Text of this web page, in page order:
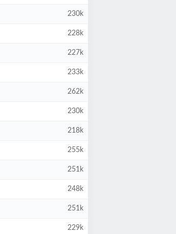
230k
228k
227k
233k
262k
230k
218k
255k
251k
248k
251k
229k